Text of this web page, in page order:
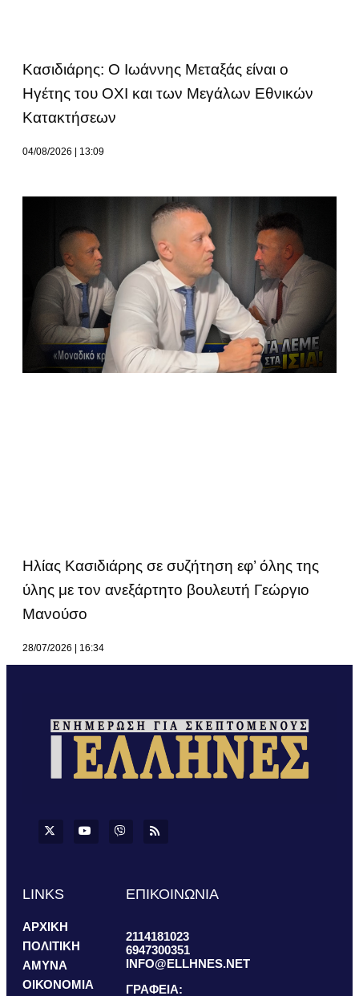
Κασιδιάρης: Ο Ιωάννης Μεταξάς είναι ο
Ηγέτης του ΟΧΙ και των Μεγάλων Εθνικών
Κατακτήσεων
04/08/2026 13:09
Ηλίας Κασιδιάρης σε συζήτηση εφ’ όλης της
ύλης με τον ανεξάρτητο βουλευτή Γεώργιο
Μανούσο
28/07/2026 16:34
LINKS
ΑΡΧΙΚΗ
ΠΟΛΙΤΙΚΗ
ΑΜΥΝΑ
ΟΙΚΟΝΟΜΙΑ
ΕΠΙΚΟΙΝΩΝΙΑ
2114181023
6947300351
INFO@ELLHNES.NET
ΓΡΑΦΕΙΑ: